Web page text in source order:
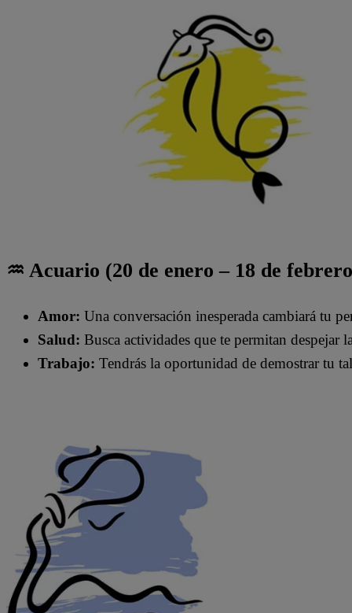
♒ Acuario (20 de enero – 18 de
Amor: Una conversación inesperada cambiará tu
Salud: Busca actividades que te permitan despejar
Trabajo: Tendrás la oportunidad de demostrar tu